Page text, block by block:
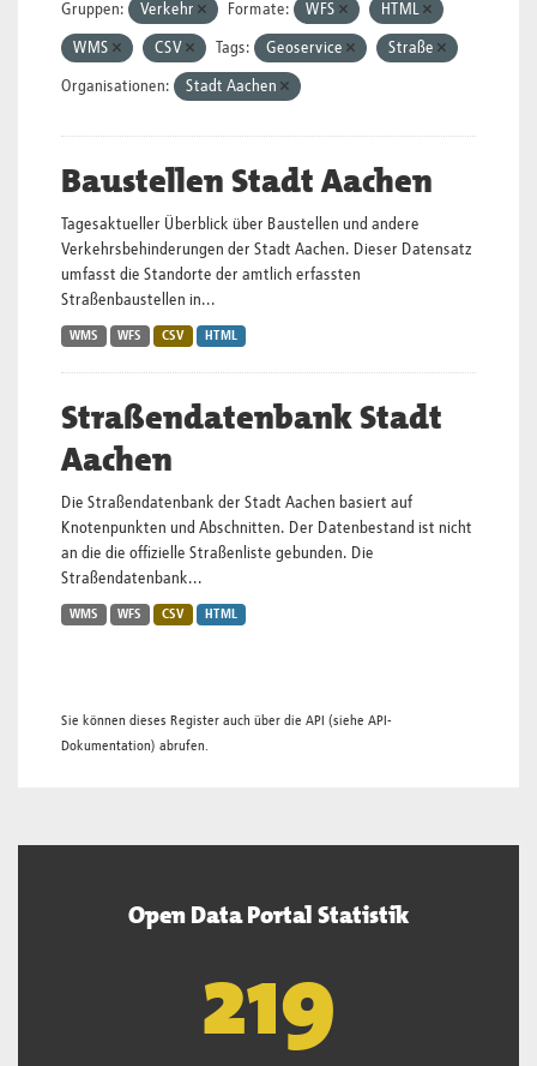
Gruppen: Verkehr Formate: WFS HTML
WMS CSV Tags: Geoservice Straße
Organisationen: Stadt Aachen
Baustellen Stadt Aachen
Tagesaktueller Überblick über Baustellen und andere
Verkehrsbehinderungen der Stadt Aachen. Dieser Datensatz
umfasst die Standorte der amtlich erfassten
Straßenbaustellen in...
WMS WFS CSV HTML
Straßendatenbank Stadt
Aachen
Die Straßendatenbank der Stadt Aachen basiert auf
Knotenpunkten und Abschnitten. Der Datenbestand ist nicht
an die die offizielle Straßenliste gebunden. Die
Straßendatenbank...
WMS WFS CSV HTML
Sie können dieses Register auch über die API (siehe API-
Dokumentation) abrufen.
Open Data Portal Statistik
220